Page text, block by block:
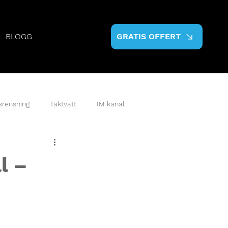
BLOGG GRATIS OFFERT
Taktvätt IM kanal
–